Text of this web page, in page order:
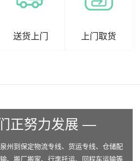
送货上门 上门取货
正努力发展 —
州到保定物流专线、货运专线、仓储配
、搬厂搬家、行李托运、回程车运输等